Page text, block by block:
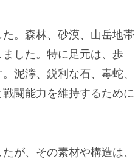
。森林、砂漠、山岳地帯
した。特に足元は、歩
泥濘、鋭利な石、毒蛇、
闘能力を維持するために
が、その素材や構造は、